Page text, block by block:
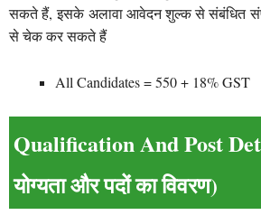
सकते हैं, इसके अलावा आवेदन शुल्क से संबंधित
से चेक कर सकते हैं
All Candidates = 550 + 18% GST
Qualification And Post
योग्यता और पदों का विवरण)